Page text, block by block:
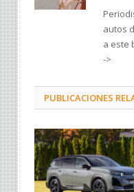
autos
a este
->
PUBLICACIONES